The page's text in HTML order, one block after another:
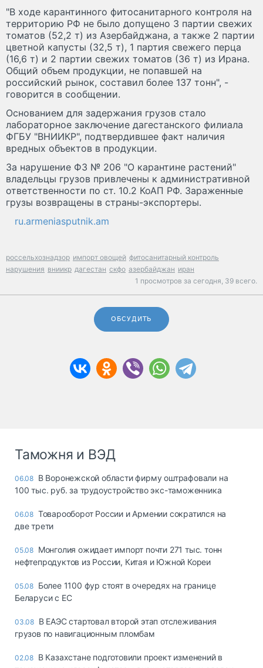
"В ходе карантинного фитосанитарного контроля на
территорию РФ не было допущено 3 партии свежих
томатов (52,2 т) из Азербайджана, а также 2 партии
цветной капусты (32,5 т), 1 партия свежего перца
(16,6 т) и 2 партии свежих томатов (36 т) из Ирана.
Общий объем продукции, не попавшей на
российский рынок, составил более 137 тонн", -
говорится в сообщении.
Основанием для задержания грузов стало
лабораторное заключение дагестанского филиала
ФГБУ "ВНИИКР", подтвердившее факт наличия
вредных объектов в продукции.
За нарушение ФЗ № 206 "О карантине растений"
владельцы грузов привлечены к административной
ответственности по ст. 10.2 КоАП РФ. Зараженные
грузы возвращены в страны-экспортеры.
ru.armeniasputnik.am
россельхознадзор импорт овощей фитосанитарный контроль
нарушения вниикр дагестан скфо азербайджан иран
1 просмотров за сегодня, 39 всего.
ОБСУДИТЬ
Таможня и ВЭД
06.08 В Воронежской области фирму оштрафовали на
100 тыс. руб. за трудоустройство экс-таможенника
06.08 Товарооборот России и Армении сократился на
две трети
05.08 Монголия ожидает импорт почти 271 тыс. тонн
нефтепродуктов из России, Китая и Южной Кореи
05.08 Более 1100 фур стоят в очередях на границе
Беларуси с ЕС
03.08 В ЕАЭС стартовал второй этап отслеживания
грузов по навигационным пломбам
02.08 В Казахстане подготовили проект изменений в